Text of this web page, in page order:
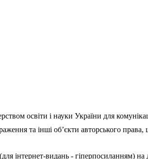
освіти і науки України для
та інші об’єкти авторського
інтернет-видань - гіперпосиланням)